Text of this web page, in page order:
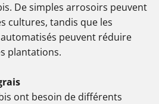
De simples arrosoirs peuvent
cultures, tandis que les
peuvent réduire
plantations.
ont besoin de différents